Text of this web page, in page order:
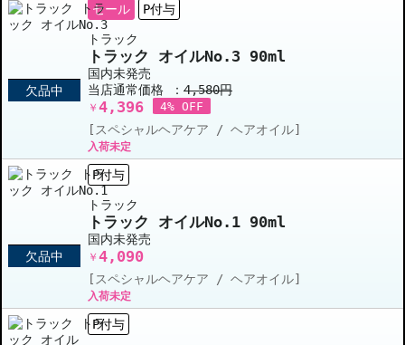
欠品中
セール P付与
トラック
トラック オイルNo.3 90ml
国内未発売
当店通常価格 ： 4,580円
￥ 4,396 4% OFF
[スペシャルヘアケア / ヘアオイル]
入荷未定
欠品中
P付与
トラック
トラック オイルNo.1 90ml
国内未発売
￥ 4,090
[スペシャルヘアケア / ヘアオイル]
入荷未定
P付与